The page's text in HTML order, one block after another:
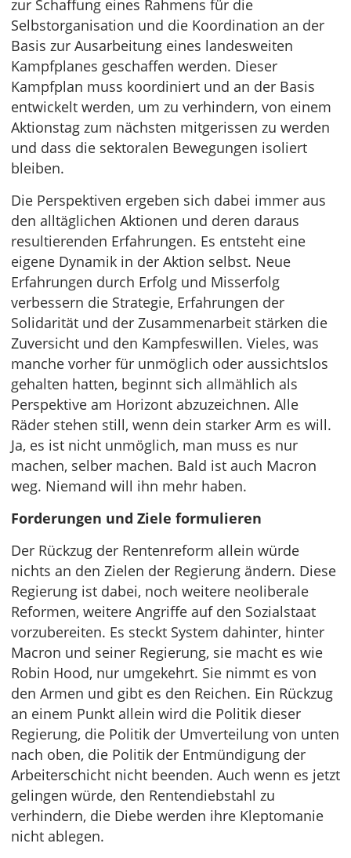
zur Schaffung eines Rahmens für die
Selbstorganisation und die Koordination an der
Basis zur Ausarbeitung eines landesweiten
Kampfplanes geschaffen werden. Dieser
Kampfplan muss koordiniert und an der Basis
entwickelt werden, um zu verhindern, von einem
Aktionstag zum nächsten mitgerissen zu werden
und dass die sektoralen Bewegungen isoliert
bleiben.
Die Perspektiven ergeben sich dabei immer aus
den alltäglichen Aktionen und deren daraus
resultierenden Erfahrungen. Es entsteht eine
eigene Dynamik in der Aktion selbst. Neue
Erfahrungen durch Erfolg und Misserfolg
verbessern die Strategie, Erfahrungen der
Solidarität und der Zusammenarbeit stärken die
Zuversicht und den Kampfeswillen. Vieles, was
manche vorher für unmöglich oder aussichtslos
gehalten hatten, beginnt sich allmählich als
Perspektive am Horizont abzuzeichnen. Alle
Räder stehen still, wenn dein starker Arm es will.
Ja, es ist nicht unmöglich, man muss es nur
machen, selber machen. Bald ist auch Macron
weg. Niemand will ihn mehr haben.
Forderungen und Ziele formulieren
Der Rückzug der Rentenreform allein würde
nichts an den Zielen der Regierung ändern. Diese
Regierung ist dabei, noch weitere neoliberale
Reformen, weitere Angriffe auf den Sozialstaat
vorzubereiten. Es steckt System dahinter, hinter
Macron und seiner Regierung, sie macht es wie
Robin Hood, nur umgekehrt. Sie nimmt es von
den Armen und gibt es den Reichen. Ein Rückzug
an einem Punkt allein wird die Politik dieser
Regierung, die Politik der Umverteilung von unten
nach oben, die Politik der Entmündigung der
Arbeiterschicht nicht beenden. Auch wenn es jetzt
gelingen würde, den Rentendiebstahl zu
verhindern, die Diebe werden ihre Kleptomanie
nicht ablegen.